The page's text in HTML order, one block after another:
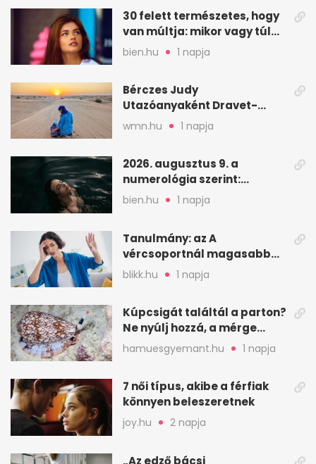
30 felett természetes, hogy
van múltja: mikor vagy túl
válogatós?
bien.hu 1 napja
Bérczes Judy
Utazóanyaként Dravet-
szindrómás kislányával is
wmn.hu 1 napja
2026. augusztus 9. a
numerológia szerint:
lezárás, megbocsátás,
bien.hu 1 napja
Tanulmány: az A
vércsoportnál magasabb
lehet a sztrók kockázata
blikk.hu 1 napja
Kúpcsigát találtál a parton?
Ne nyúlj hozzá, a mérge
halálos is lehet
hamuesgyemant.hu 1 napja
7 női típus, akibe a férfiak
könnyen beleszeretnek
joy.hu 2 napja
„Az edző bácsi